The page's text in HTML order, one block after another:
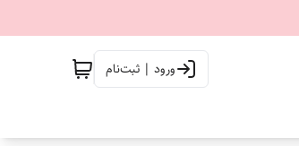
ورود | ثبت‌نام